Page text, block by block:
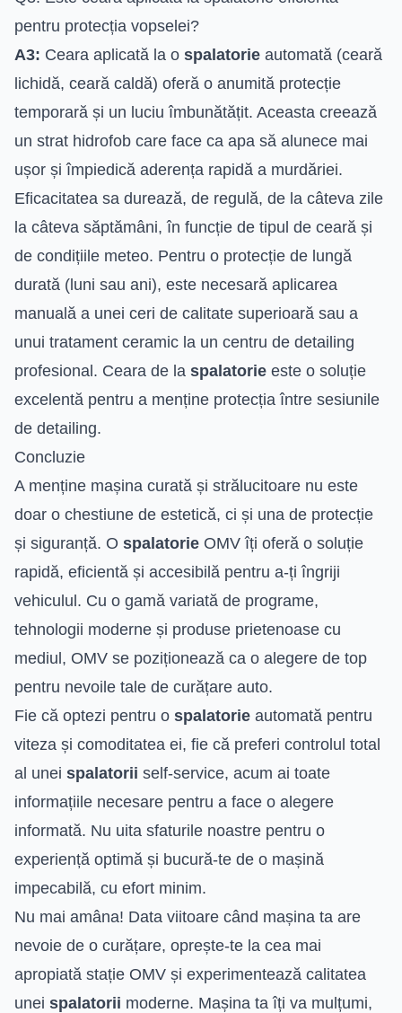
pentru protecția vopselei?
A3: Ceara aplicată la o spalatorie automată (ceară
lichidă, ceară caldă) oferă o anumită protecție
temporară și un luciu îmbunătățit. Aceasta creează
un strat hidrofob care face ca apa să alunece mai
ușor și împiedică aderența rapidă a murdăriei.
Eficacitatea sa durează, de regulă, de la câteva zile
la câteva săptămâni, în funcție de tipul de ceară și
de condițiile meteo. Pentru o protecție de lungă
durată (luni sau ani), este necesară aplicarea
manuală a unei ceri de calitate superioară sau a
unui tratament ceramic la un centru de detailing
profesional. Ceara de la spalatorie este o soluție
excelentă pentru a menține protecția între sesiunile
de detailing.
Concluzie
A menține mașina curată și strălucitoare nu este
doar o chestiune de estetică, ci și una de protecție
și siguranță. O spalatorie OMV îți oferă o soluție
rapidă, eficientă și accesibilă pentru a-ți îngriji
vehiculul. Cu o gamă variată de programe,
tehnologii moderne și produse prietenoase cu
mediul, OMV se poziționează ca o alegere de top
pentru nevoile tale de curățare auto.
Fie că optezi pentru o spalatorie automată pentru
viteza și comoditatea ei, fie că preferi controlul total
al unei spalatorii self-service, acum ai toate
informațiile necesare pentru a face o alegere
informată. Nu uita sfaturile noastre pentru o
experiență optimă și bucură-te de o mașină
impecabilă, cu efort minim.
Nu mai amâna! Data viitoare când mașina ta are
nevoie de o curățare, oprește-te la cea mai
apropiată stație OMV și experimentează calitatea
unei spalatorii moderne. Mașina ta îți va mulțumi,